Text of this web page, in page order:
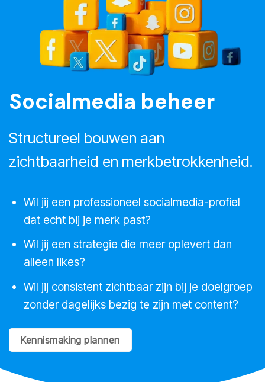
Socialmedia beheer
Structureel bouwen aan
zichtbaarheid en merkbetrokkenheid.
Wil jij een professioneel socialmedia-profiel
dat echt bij je merk past?
Wil jij een strategie die meer oplevert dan
alleen likes?
Wil jij consistent zichtbaar zijn bij je doelgroep
zonder dagelijks bezig te zijn met content?
Kennismaking plannen